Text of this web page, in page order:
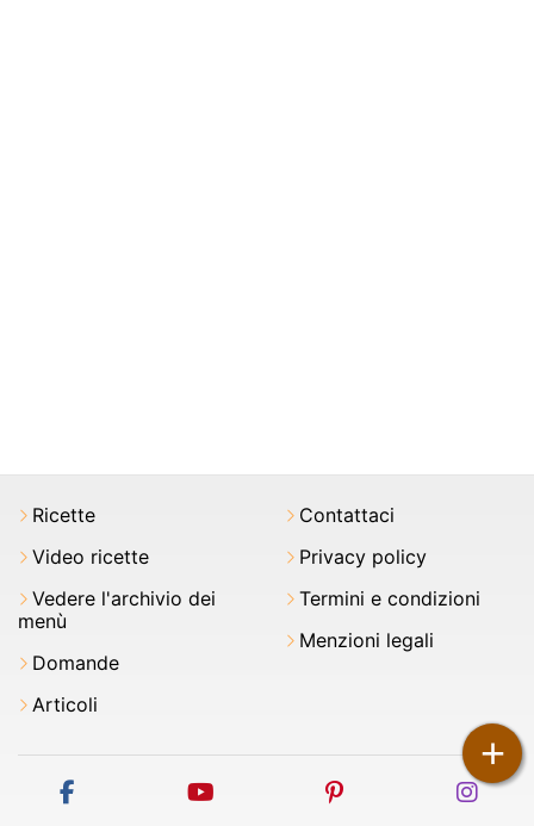
+
Ricette
Video ricette
Vedere l'archivio dei
menù
Domande
Articoli
Contattaci
Privacy policy
Termini e condizioni
Menzioni legali
facebook youtube pinterest